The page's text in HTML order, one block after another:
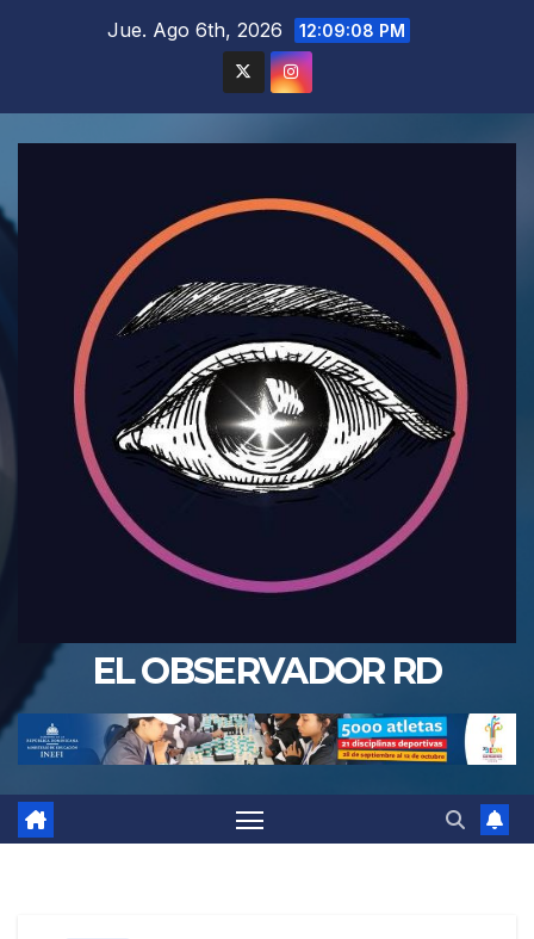
Jue. Ago 6th, 2026 12:09:10 PM
EL OBSERVADOR RD